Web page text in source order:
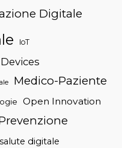
Digitale
IoT
Medico-Paziente
Open Innovation
salute digitale